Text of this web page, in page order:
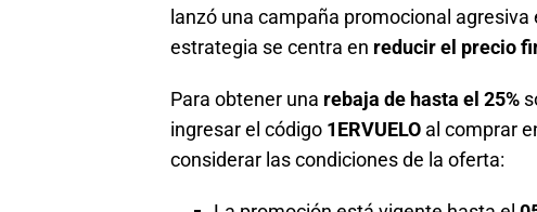
lanzó una campaña promocional
estrategia se centra en reducir el precio
Para obtener una rebaja de hasta el 25%
ingresar el código 1ERVUELO al comprar
considerar las condiciones de la oferta: